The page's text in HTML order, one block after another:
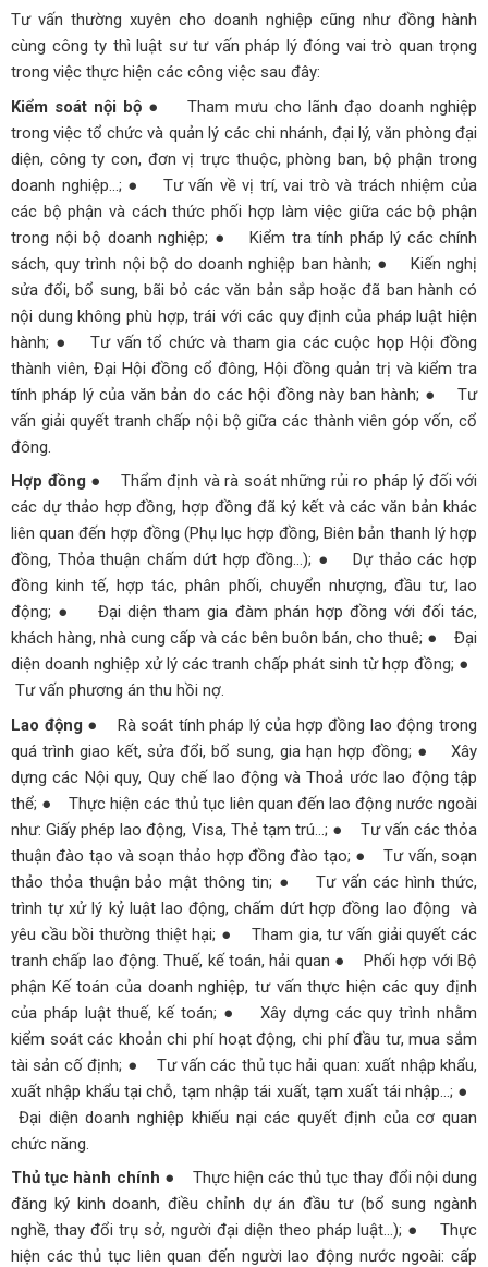
Tư vấn thường xuyên cho doanh nghiệp cũng như đồng hành
cùng công ty thì luật sư tư vấn pháp lý đóng vai trò quan trọng
trong việc thực hiện các công việc sau đây:
Kiểm soát nội bộ ● Tham mưu cho lãnh đạo doanh nghiệp
trong việc tổ chức và quản lý các chi nhánh, đại lý, văn phòng đại
diện, công ty con, đơn vị trực thuộc, phòng ban, bộ phận trong
doanh nghiệp...; ● Tư vấn về vị trí, vai trò và trách nhiệm của
các bộ phận và cách thức phối hợp làm việc giữa các bộ phận
trong nội bộ doanh nghiệp; ● Kiểm tra tính pháp lý các chính
sách, quy trình nội bộ do doanh nghiệp ban hành; ● Kiến nghị
sửa đổi, bổ sung, bãi bỏ các văn bản sắp hoặc đã ban hành có
nội dung không phù hợp, trái với các quy định của pháp luật hiện
hành; ● Tư vấn tổ chức và tham gia các cuộc họp Hội đồng
thành viên, Đại Hội đồng cổ đông, Hội đồng quản trị và kiểm tra
tính pháp lý của văn bản do các hội đồng này ban hành; ● Tư
vấn giải quyết tranh chấp nội bộ giữa các thành viên góp vốn, cổ
đông.
Hợp đồng ● Thẩm định và rà soát những rủi ro pháp lý đối với
các dự thảo hợp đồng, hợp đồng đã ký kết và các văn bản khác
liên quan đến hợp đồng (Phụ lục hợp đồng, Biên bản thanh lý hợp
đồng, Thỏa thuận chấm dứt hợp đồng…); ● Dự thảo các hợp
đồng kinh tế, hợp tác, phân phối, chuyển nhượng, đầu tư, lao
động; ● Đại diện tham gia đàm phán hợp đồng với đối tác,
khách hàng, nhà cung cấp và các bên buôn bán, cho thuê; ● Đại
diện doanh nghiệp xử lý các tranh chấp phát sinh từ hợp đồng; ●
Tư vấn phương án thu hồi nợ.
Lao động ● Rà soát tính pháp lý của hợp đồng lao động trong
quá trình giao kết, sửa đổi, bổ sung, gia hạn hợp đồng; ● Xây
dựng các Nội quy, Quy chế lao động và Thoả ước lao động tập
thể; ● Thực hiện các thủ tục liên quan đến lao động nước ngoài
như: Giấy phép lao động, Visa, Thẻ tạm trú…; ● Tư vấn các thỏa
thuận đào tạo và soạn thảo hợp đồng đào tạo; ● Tư vấn, soạn
thảo thỏa thuận bảo mật thông tin; ● Tư vấn các hình thức,
trình tự xử lý kỷ luật lao động, chấm dứt hợp đồng lao động và
yêu cầu bồi thường thiệt hại; ● Tham gia, tư vấn giải quyết các
tranh chấp lao động. Thuế, kế toán, hải quan ● Phối hợp với Bộ
phận Kế toán của doanh nghiệp, tư vấn thực hiện các quy định
của pháp luật thuế, kế toán; ● Xây dựng các quy trình nhằm
kiểm soát các khoản chi phí hoạt động, chi phí đầu tư, mua sắm
tài sản cố định; ● Tư vấn các thủ tục hải quan: xuất nhập khẩu,
xuất nhập khẩu tại chỗ, tạm nhập tái xuất, tạm xuất tái nhập…; ●
Đại diện doanh nghiệp khiếu nại các quyết định của cơ quan
chức năng.
Thủ tục hành chính ● Thực hiện các thủ tục thay đổi nội dung
đăng ký kinh doanh, điều chỉnh dự án đầu tư (bổ sung ngành
nghề, thay đổi trụ sở, người đại diện theo pháp luật…); ● Thực
hiện các thủ tục liên quan đến người lao động nước ngoài: cấp